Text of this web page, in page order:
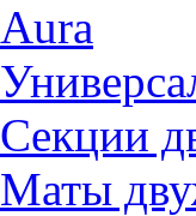
Aura
Секции
Маты